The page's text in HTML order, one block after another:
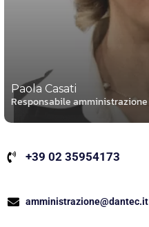
Paola Casati
Responsabile amministrazione
+39 02 35954173
amministrazione@dantec.it